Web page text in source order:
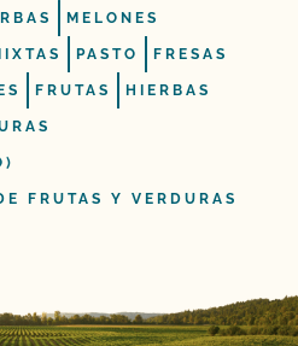
MELONES
PASTO FRESAS
FRUTAS HIERBAS
FRUTAS Y VERDURAS